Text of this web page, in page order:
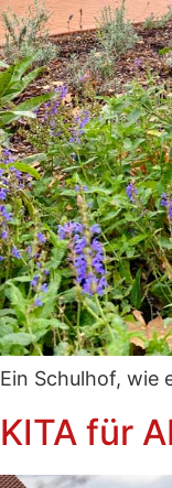
Ein Schulhof, wie
KITA für